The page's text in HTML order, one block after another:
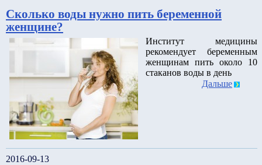
Сколько воды нужно пить беременной
женщине?
Институт медицины
рекомендует беременным
женщинам пить около 10
стаканов воды в день
Дальше
2016-09-13